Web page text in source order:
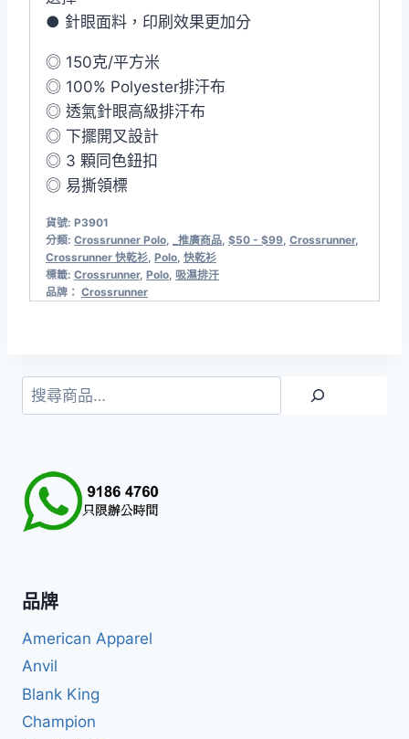
● 針眼面料，印刷效果更加分
◎ 150克/平方米
◎ 100% Polyester排汗布
◎ 透氣針眼高級排汗布
◎ 下擺開叉設計
◎ 3 顆同色鈕扣
◎ 易撕領標
貨號: P3901
分類: Crossrunner Polo _推廣商品 $50 - $99 Crossrunner,
Crossrunner 快乾衫 Polo 快乾衫
標籤: Crossrunner, Polo 吸濕排汗
品牌： Crossrunner
搜
尋
品牌
American Apparel
Anvil
Blank King
Champion